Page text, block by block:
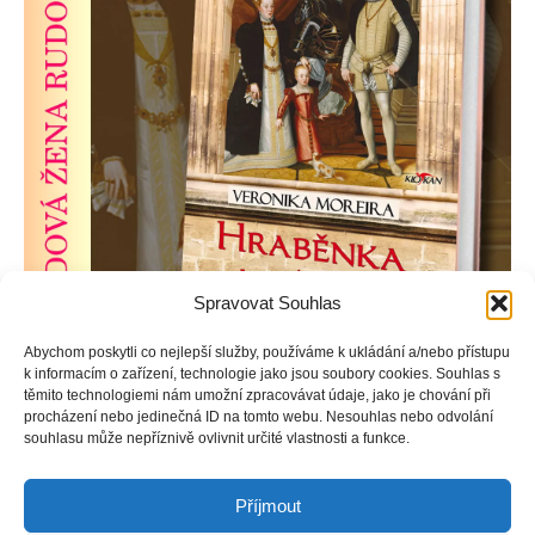
Spravovat Souhlas
Abychom poskytli co nejlepší služby, používáme k ukládání a/nebo přístupu
k informacím o zařízení, technologie jako jsou soubory cookies. Souhlas s
těmito technologiemi nám umožní zpracovávat údaje, jako je chování při
procházení nebo jedinečná ID na tomto webu. Nesouhlas nebo odvolání
souhlasu může nepříznivě ovlivnit určité vlastnosti a funkce.
Příjmout
V době, kdy hraběnka Kateřina Stradová porodí císaři Rudolfu
II. syna, přichází na dvůr výstřední alchymista Edward Kelley,
nenechá chladným.